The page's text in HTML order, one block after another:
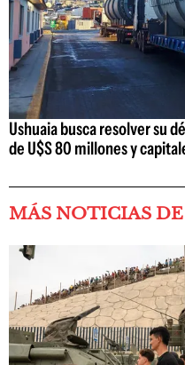
Ushuaia busca resolver su
de U$S 80 millones y
MÁS NOTICIAS DE